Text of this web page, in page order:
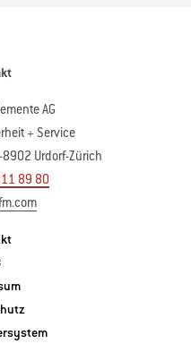
AG
+ Service
Urdorf-Zürich
89 80